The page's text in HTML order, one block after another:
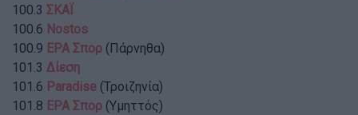
100.3 ΣΚΑΪ
100.6 Nostos
100.9 ΕΡΑ Σπορ (Πάρνηθα)
101.3 Δίεση
101.6 Paradise (Τροιζηνία)
101.8 ΕΡΑ Σπορ (Υμηττός)